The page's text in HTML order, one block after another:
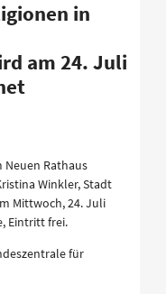
in
am 24. Juli
Rathaus
Winkler, Stadt
Mittwoch, 24. Juli
Eintritt frei.
für